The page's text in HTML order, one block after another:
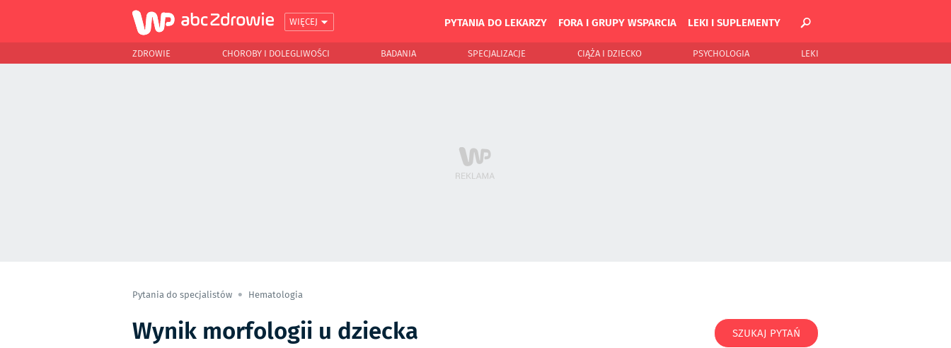
WIĘCEJ PYTANIA DO LEKARZY FORA I GRUPY WSPARCIA LEKI I SUPLEMENTY
ZDROWIE CHOROBY I DOLEGLIWOŚCI BADANIA SPECJALIZACJE CIĄŻA I DZIECKO PSYCHOLOGIA LEKI
Pytania do specjalistów Hematologia
Wynik morfologii u dziecka SZUKAJ PYTAŃ